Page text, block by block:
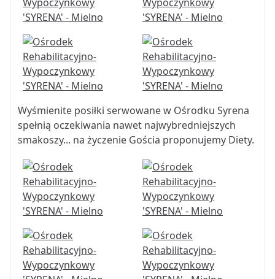
Wyśmienite posiłki serwowane w Ośrodku Syrena
spełnią oczekiwania nawet najwybredniejszych
smakoszy... na życzenie Gościa proponujemy Diety.